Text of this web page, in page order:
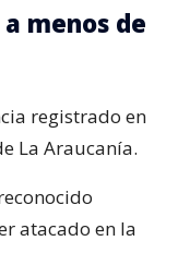
menos de
registrado en
La Araucanía.
atacado en la